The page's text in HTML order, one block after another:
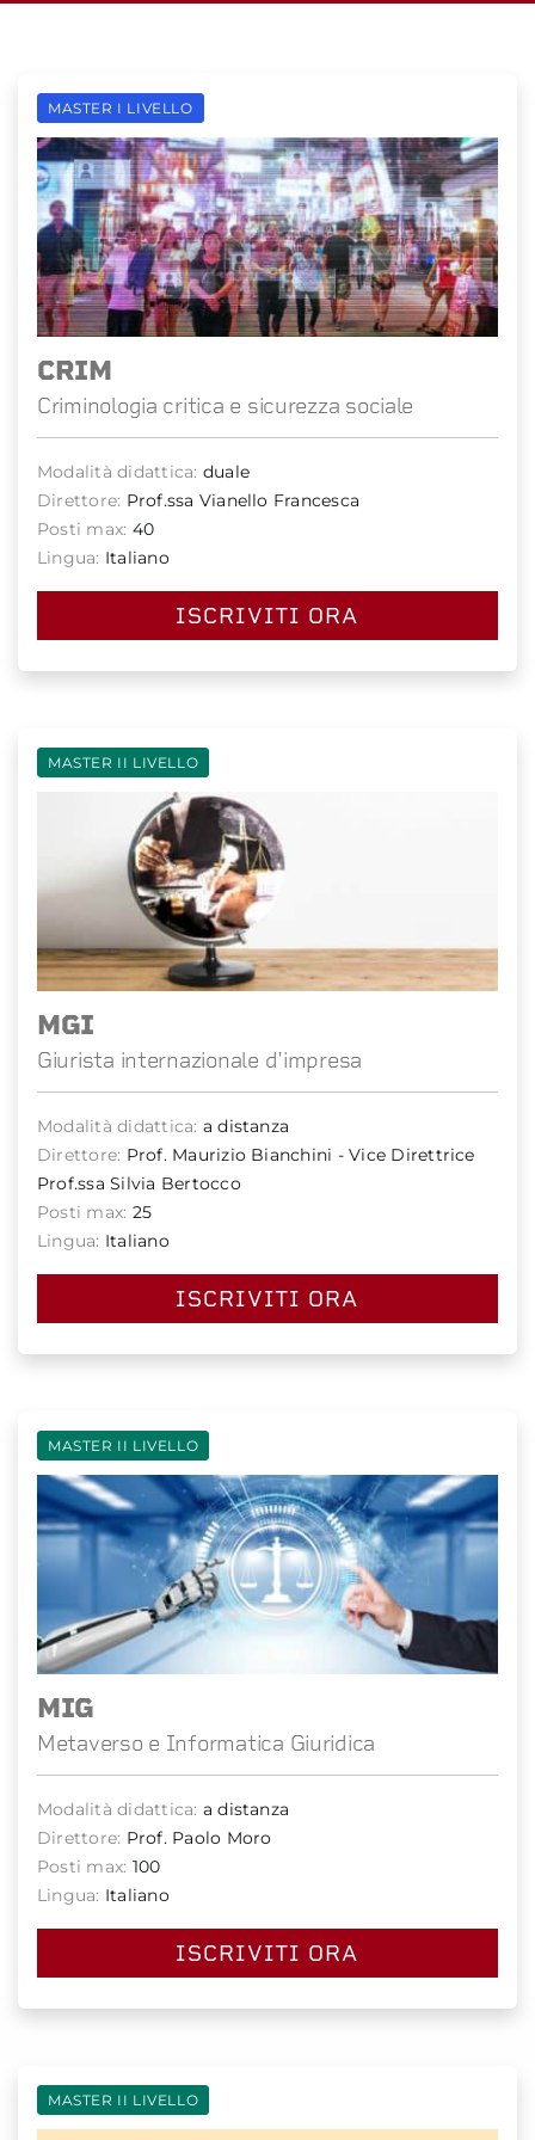
MASTER I LIVELLO
CRIM
Criminologia critica e sicurezza sociale
Modalità didattica: duale
Direttore: Prof.ssa Vianello Francesca
Posti max: 40
Lingua: Italiano
ISCRIVITI ORA
MASTER II LIVELLO
MGI
Giurista internazionale d'impresa
Modalità didattica: a distanza
Direttore: Prof. Maurizio Bianchini - Vice Direttrice
Prof.ssa Silvia Bertocco
Posti max: 25
Lingua: Italiano
ISCRIVITI ORA
MASTER II LIVELLO
MIG
Metaverso e Informatica Giuridica
Modalità didattica: a distanza
Direttore: Prof. Paolo Moro
Posti max: 100
Lingua: Italiano
ISCRIVITI ORA
MASTER II LIVELLO